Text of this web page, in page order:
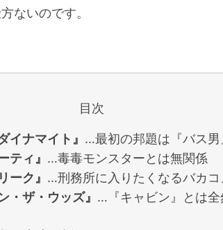
ないのです。
目次
イナマイト』 …最初の邦題は『バス男
ティ』 …毒毒モンスターとは無関係
ーク』 …刑務所に入りたくなるバカコ
・ザ・ウッズ』 …『キャビン』とは